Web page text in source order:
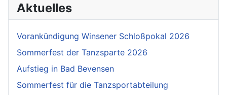
Aktuelles
Vorankündigung Winsener Schloßpokal 2026
Sommerfest der Tanzsparte 2026
Aufstieg in Bad Bevensen
Sommerfest für die Tanzsportabteilung